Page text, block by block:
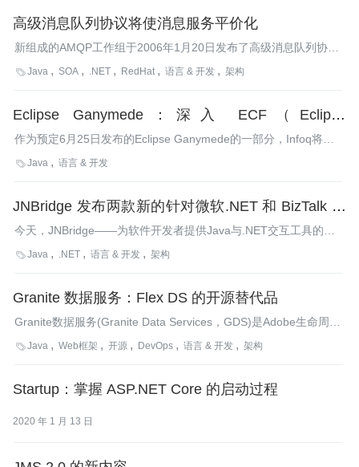
高级消息队列协议将使消息服务平价化
新组成的AMQP工作组于2006年1月20日发布了高级消息队列协议
（AMQP规范0.8），该工作组由JP Morgan Chase、RedHat、
息机制定义了一个协议和模型。
Java SOA .NET RedHat 语言 & 开发 架构
Eclipse Ganymede：深入 ECF（Eclipse
Communication Framework）
作为预定6月25日发布的Eclipse Ganymede的一部分，Infoq将推
出一系列Eclipse子项目的相关报道。今天，我们将探讨的子项目是
主要负责人——Scott Lewis，以了解更多关于ECF及其功用的信
息。
Java 语言 & 开发
JNBridge 发布两款新的针对微软.NET 和 BizTalk 服
务的 JMS 适配器
今天，JNBridge——为软件开发者提供Java与.NET交互工具的业
界领先供应商之一，宣布发行两款新的针对微软.NET平台的Java
Java .NET 语言 & 开发 架构
Granite 数据服务：Flex DS 的开源替代品
Granite数据服务(Granite Data Services，GDS)是Adobe生命周期
数据服务（LiveCycle Data Services）和最近开源的
目的创建者Franck Wolff进行了沟通，以了解更多关于该开源项目
Java Web框架 开源 DevOps 语言 & 开发 架构
Startup：掌握 ASP.NET Core 的启动过程
2020 年 1 月 13 日